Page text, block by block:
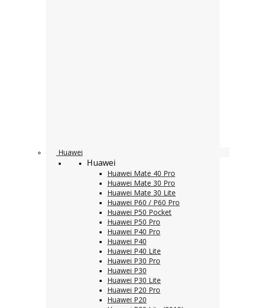
Huawei
Huawei
Huawei Mate 40 Pro
Huawei Mate 30 Pro
Huawei Mate 30 Lite
Huawei P60 / P60 Pro
Huawei P50 Pocket
Huawei P50 Pro
Huawei P40 Pro
Huawei P40
Huawei P40 Lite
Huawei P30 Pro
Huawei P30
Huawei P30 Lite
Huawei P20 Pro
Huawei P20